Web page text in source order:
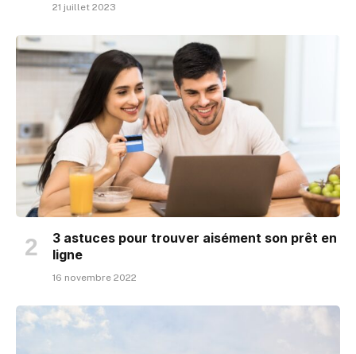
21 juillet 2023
3 astuces pour trouver aisément son prêt en
ligne
16 novembre 2022